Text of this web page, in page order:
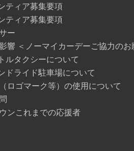
ティア募集要項
ティア募集要項
ー
響 ＜ノーマイカーデーご協力のお
ルタクシーについて
ドライド駐車場について
ロゴマーク等）の使用について
ンこれまでの応援者